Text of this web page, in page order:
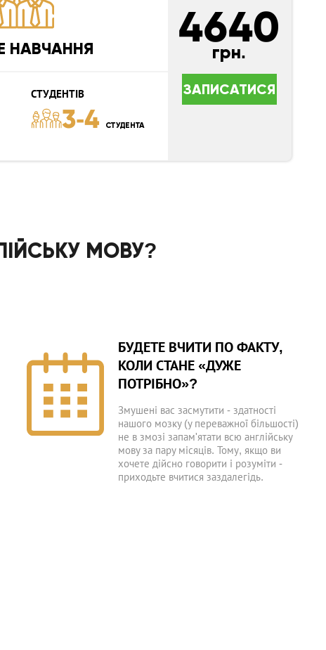
НАВЧАННЯ
СТУДЕНТІВ
3-4 СТУДЕНТА
4640
грн.
ЗАПИСАТИСЯ
МОВУ?
БУДЕТЕ ВЧИТИ ПО ФАКТУ,
КОЛИ СТАНЕ «ДУЖЕ
ПОТРІБНО»?
Змушені вас засмутити - здатності
нашого мозку (у переважної більшості)
не в змозі запам'ятати всю англійську
мову за пару місяців. Тому, якщо ви
хочете дійсно говорити і розуміти -
приходьте вчитися заздалегідь.